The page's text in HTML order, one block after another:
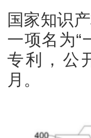
国家知识
一项名为“
专利，公
月。